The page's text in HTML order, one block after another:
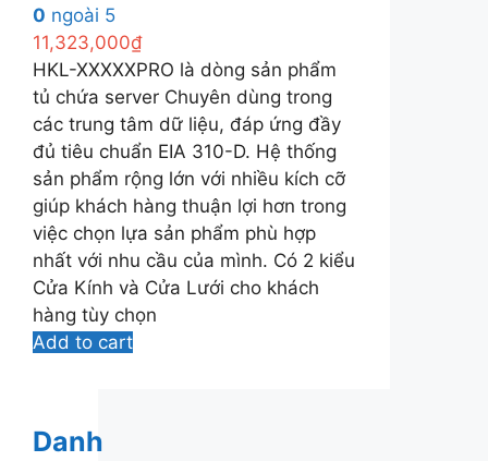
0 ngoài 5
11,323,000₫
HKL-XXXXXPRO là dòng sản phẩm
tủ chứa server Chuyên dùng trong
các trung tâm dữ liệu, đáp ứng đầy
đủ tiêu chuẩn EIA 310-D. Hệ thống
sản phẩm rộng lớn với nhiều kích cỡ
giúp khách hàng thuận lợi hơn trong
việc chọn lựa sản phẩm phù hợp
nhất với nhu cầu của mình. Có 2 kiểu
Cửa Kính và Cửa Lưới cho khách
hàng tùy chọn
Add to cart
Danh